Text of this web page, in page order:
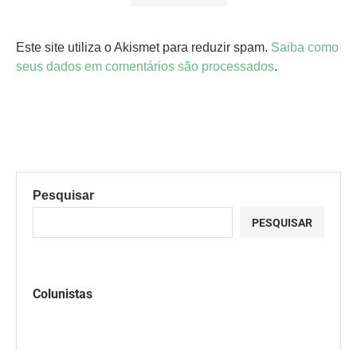
Este site utiliza o Akismet para reduzir spam. Saiba como
seus dados em comentários são processados.
Pesquisar
PESQUISAR
Colunistas